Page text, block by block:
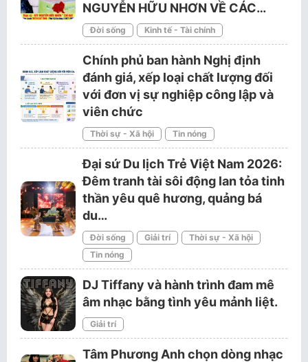
NGUYỄN HỮU NHƠN VỀ CÁC…
Đời sống Kinh tế - Tài chính
Chính phủ ban hành Nghị định
đánh giá, xếp loại chất lượng đối
với đơn vị sự nghiệp công lập và
viên chức
Thời sự - Xã hội Tin nóng
Đại sứ Du lịch Trẻ Việt Nam 2026:
Đêm tranh tài sôi động lan tỏa tinh
thần yêu quê hương, quảng bá
du…
Đời sống Giải trí
Thời sự - Xã hội
Tin nóng
DJ Tiffany và hành trình đam mê
âm nhạc bằng tình yêu mảnh liệt.
Giải trí
Tâm Phương Anh chọn dòng nhạc